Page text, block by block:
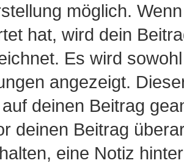
möglich.
hat, wird dein
Es wird
angezeigt.
deinen Beitrag
deinen Beitrag
eine Notiz